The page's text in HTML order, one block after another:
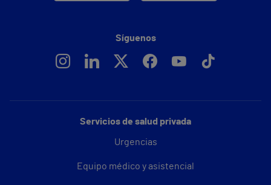
Servicios de salud privada
Urgencias
Equipo médico y asistencial
Síguenos